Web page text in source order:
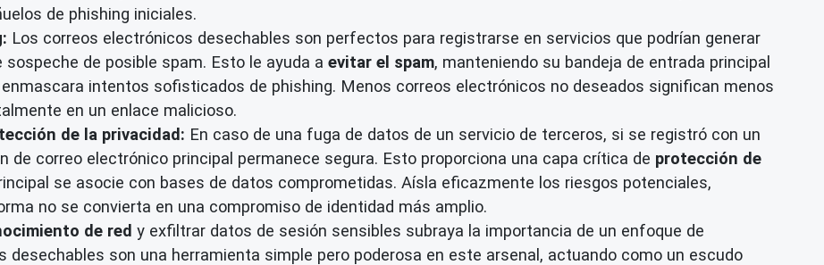
de phishing iniciales.
Los correos electrónicos desechables son perfectos para registrarse en servicios que podrían generar
de posible spam. Esto le ayuda a evitar el spam, manteniendo su bandeja de entrada principal
intentos sofisticados de phishing. Menos correos electrónicos no deseados significan menos
en un enlace malicioso.
de la privacidad: En caso de una fuga de datos de un servicio de terceros, si se registró con un
de correo electrónico principal permanece segura. Esto proporciona una capa crítica de protección de
se asocie con bases de datos comprometidas. Aísla eficazmente los riesgos potenciales,
no se convierta en una compromiso de identidad más amplio.
de red y exfiltrar datos de sesión sensibles subraya la importancia de un enfoque de
desechables son una herramienta simple pero poderosa en este arsenal, actuando como un escudo